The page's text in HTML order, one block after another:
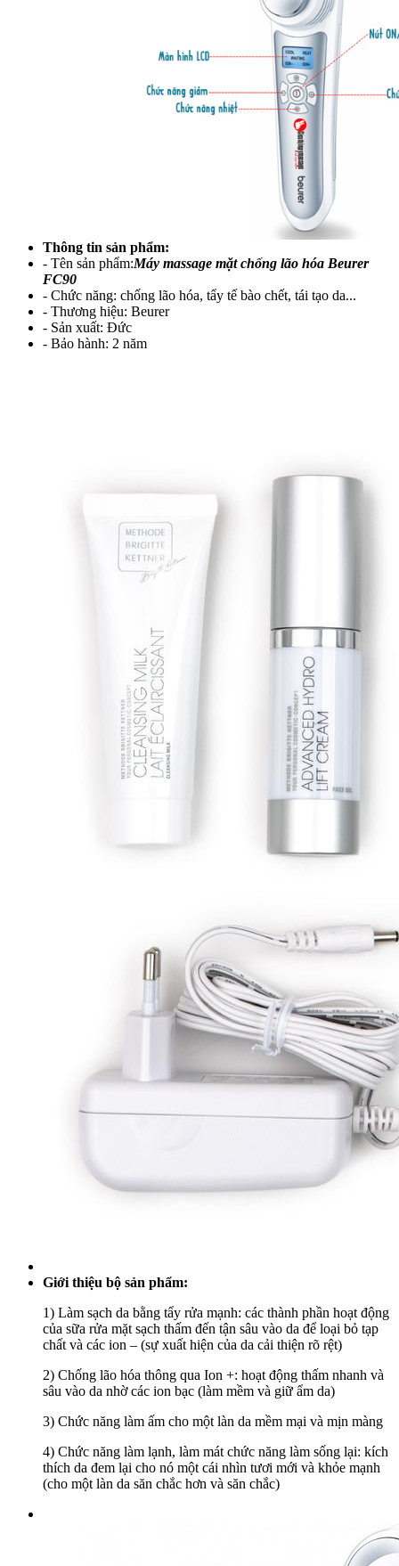
Thông tin sản phẩm:
- Tên sản phẩm:Máy massage mặt chống lão hóa Beurer
FC90
- Chức năng: chống lão hóa, tẩy tế bào chết, tái tạo da...
- Thương hiệu: Beurer
- Sản xuất: Đức
- Bảo hành: 2 năm
Giới thiệu bộ sản phẩm:
1) Làm sạch da bằng tẩy rửa mạnh: các thành phần hoạt động
của sữa rửa mặt sạch thấm đến tận sâu vào da để loại bỏ tạp
chất và các ion – (sự xuất hiện của da cải thiện rõ rệt)
2) Chống lão hóa thông qua Ion +: hoạt động thấm nhanh và
sâu vào da nhờ các ion bạc (làm mềm và giữ ẩm da)
3) Chức năng làm ấm cho một làn da mềm mại và mịn màng
4) Chức năng làm lạnh, làm mát chức năng làm sống lại: kích
thích da đem lại cho nó một cái nhìn tươi mới và khỏe mạnh
(cho một làn da săn chắc hơn và săn chắc)